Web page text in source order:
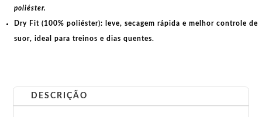
poliéster.
Dry Fit (100% poliéster): leve, secagem rápida e melhor controle de
suor, ideal para treinos e dias quentes.
DESCRIÇÃO